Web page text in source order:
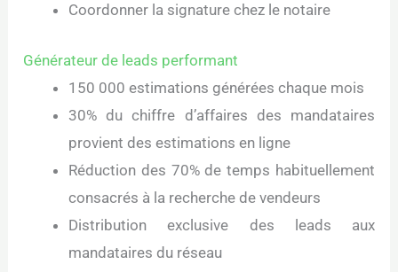
Coordonner la signature chez le notaire
Générateur de leads performant
150 000 estimations générées chaque mois
30% du chiffre d’affaires des mandataires
provient des estimations en ligne
Réduction des 70% de temps habituellement
consacrés à la recherche de vendeurs
Distribution exclusive des leads aux
mandataires du réseau